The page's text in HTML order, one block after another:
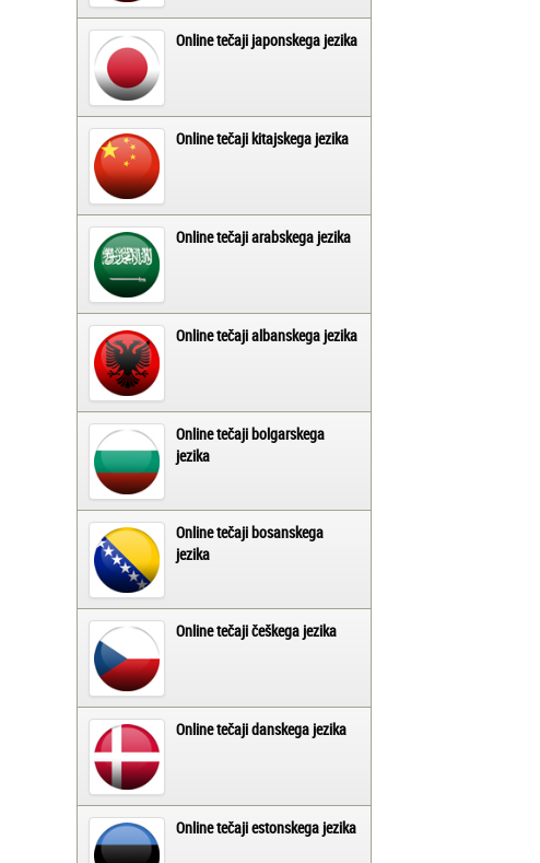
Online tečaji japonskega jezika
Online tečaji kitajskega jezika
Online tečaji arabskega jezika
Online tečaji albanskega jezika
Online tečaji bolgarskega
jezika
Online tečaji bosanskega
jezika
Online tečaji češkega jezika
Online tečaji danskega jezika
Online tečaji estonskega jezika